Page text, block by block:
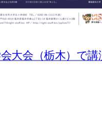
大会（栃木）で